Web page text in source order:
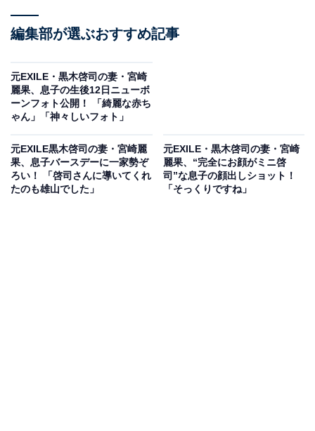
編集部が選ぶおすすめ記事
元EXILE・黒木啓司の妻・宮崎
麗果、息子の生後12日ニューボ
ーンフォト公開！ 「綺麗な赤ち
ゃん」「神々しいフォト」
元EXILE黒木啓司の妻・宮崎麗
果、息子バースデーに一家勢ぞ
ろい！ 「啓司さんに導いてくれ
たのも雄山でした」
元EXILE・黒木啓司の妻・宮崎
麗果、“完全にお顔がミニ啓
司”な息子の顔出しショット！
「そっくりですね」